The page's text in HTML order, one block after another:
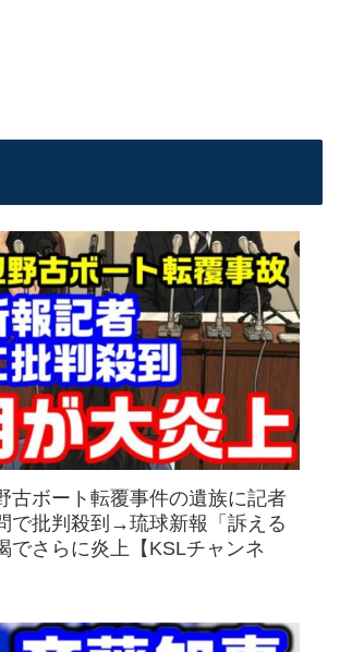
古ボート転覆事件の遺族に記者
で批判殺到→琉球新報「訴える
でさらに炎上【KSLチャンネ